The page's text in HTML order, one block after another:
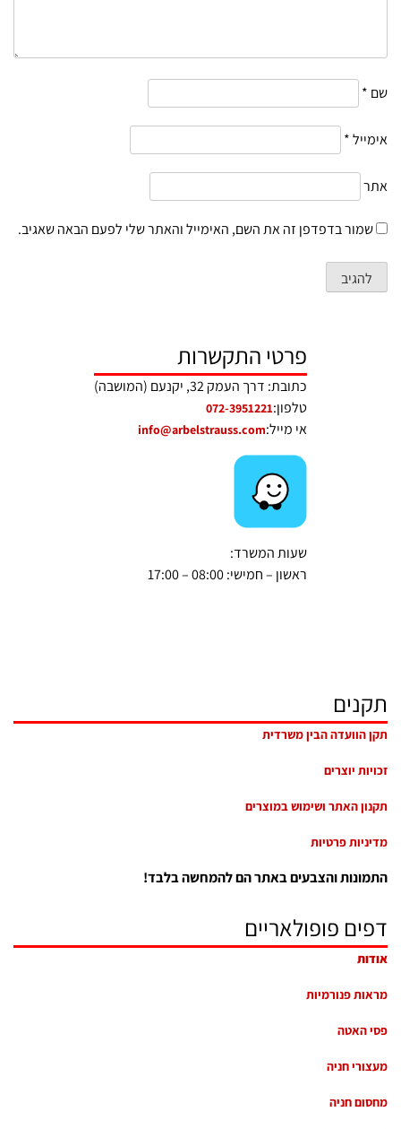
שם *
אימייל*
אתר
שמור בדפדפן זה את השם, האימייל והאתר שלי לפעם הבאה שאגיב.
פרטי התקשרות
כתובת: דרך העמק 32, יקנעם (המושבה)
טלפון:072-3951221
אי מייל:info@arbelstrauss.com
שעות המשרד:
ראשון – חמישי: 08:00 – 17:00
תקנים
תקן הוועדה הבין משרדית
זכויות יוצרים
תקנון האתר ושימוש במוצרים
מדיניות פרטיות
התמונות והצבעים באתר הם להמחשה בלבד!
דפים פופולאריים
אודות
מראות פנורמיות
פסי האטה
מעצורי חניה
מחסום חניה